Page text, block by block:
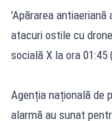
'Apărarea
atacuri ostile cu
socială X la ora 01:45
Agenția națională de
alarmă au sunat